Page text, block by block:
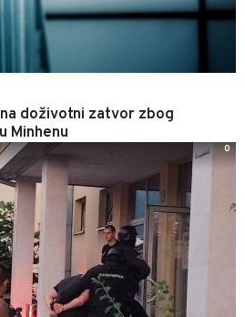
doživotni zatvor zbog
Minhenu
0